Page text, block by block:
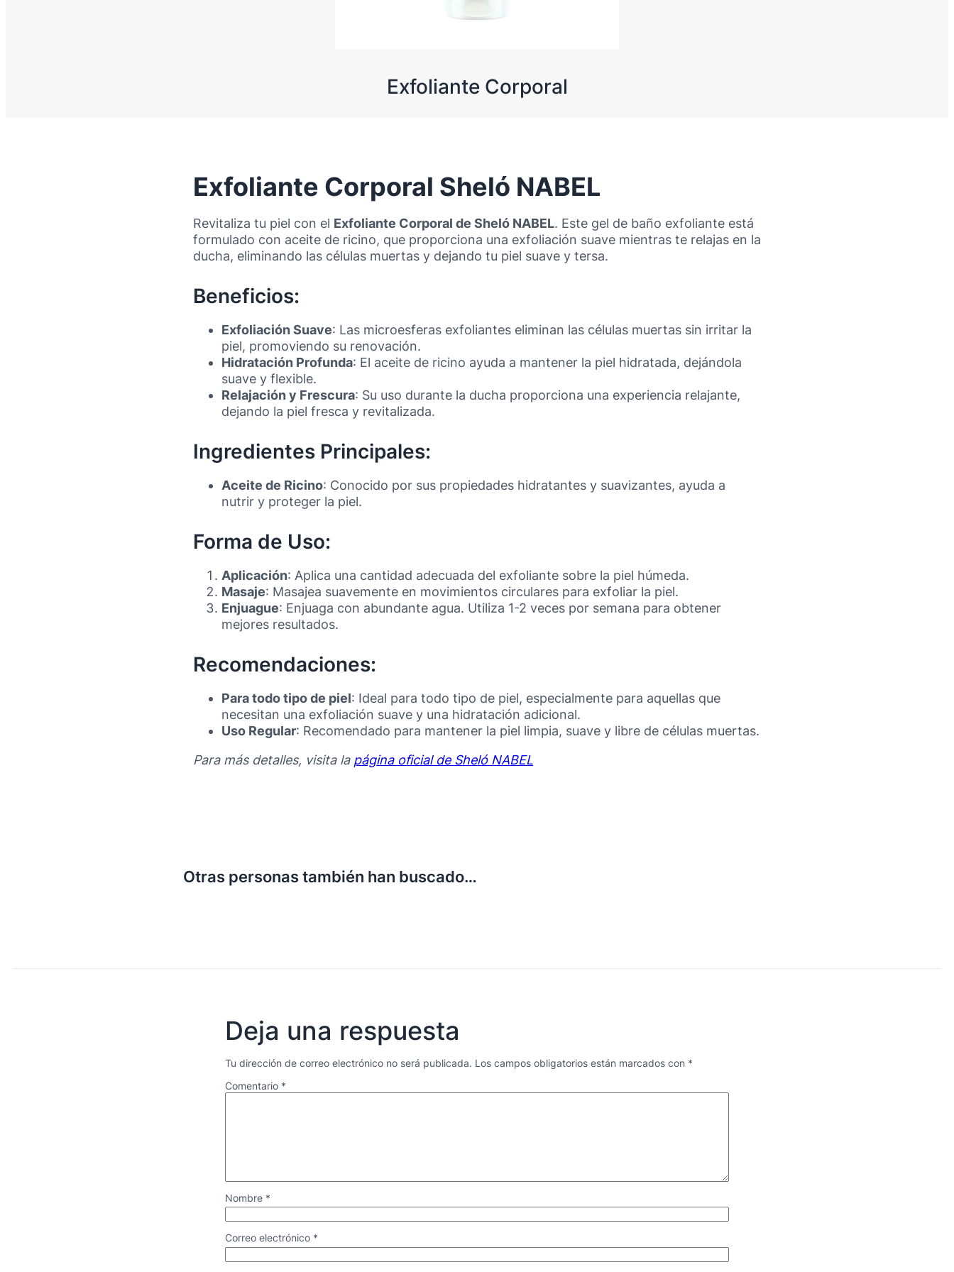
Exfoliante Corporal
Exfoliante Corporal Sheló NABEL
Revitaliza tu piel con el Exfoliante Corporal de Sheló NABEL. Este gel de baño exfoliante está
formulado con aceite de ricino, que proporciona una exfoliación suave mientras te relajas en la
ducha, eliminando las células muertas y dejando tu piel suave y tersa.
Beneficios:
Exfoliación Suave: Las microesferas exfoliantes eliminan las células muertas sin irritar la
piel, promoviendo su renovación.
Hidratación Profunda: El aceite de ricino ayuda a mantener la piel hidratada, dejándola
suave y flexible.
Relajación y Frescura: Su uso durante la ducha proporciona una experiencia relajante,
dejando la piel fresca y revitalizada.
Ingredientes Principales:
Aceite de Ricino: Conocido por sus propiedades hidratantes y suavizantes, ayuda a
nutrir y proteger la piel.
Forma de Uso:
Aplicación: Aplica una cantidad adecuada del exfoliante sobre la piel húmeda.
Masaje: Masajea suavemente en movimientos circulares para exfoliar la piel.
Enjuague: Enjuaga con abundante agua. Utiliza 1-2 veces por semana para obtener
mejores resultados.
Recomendaciones:
Para todo tipo de piel: Ideal para todo tipo de piel, especialmente para aquellas que
necesitan una exfoliación suave y una hidratación adicional.
Uso Regular: Recomendado para mantener la piel limpia, suave y libre de células muertas.
Para más detalles, visita la página oficial de Sheló NABEL
Otras personas también han buscado…
Deja una respuesta
Tu dirección de correo electrónico no será publicada. Los campos obligatorios están marcados con *
Comentario *
Nombre *
Correo electrónico *